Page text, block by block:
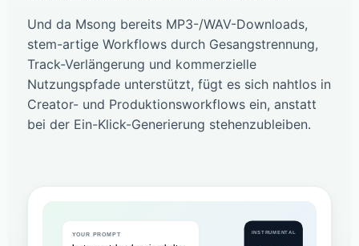
Und da Msong bereits MP3-/WAV-Downloads,
stem-artige Workflows durch Gesangstrennung,
Track-Verlängerung und kommerzielle
Nutzungspfade unterstützt, fügt es sich nahtlos in
Creator- und Produktionsworkflows ein, anstatt
bei der Ein-Klick-Generierung stehenzubleiben.
YOUR PROMPT INSTRUMENTAL